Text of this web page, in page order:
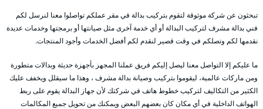
تبحثون عن شركة موثوقة لتقوم بتركيب بدالة في مقر عملكم تواصلوا معنا لنرسل لكم
فني بدالة مشرف لتركيب البدالة أو أي خدمة آخرى مثل صيانتها أو برمجتها وخدمات عديدة
نقدمها لكم وتصلكم في وقت قصير لنقدم لكم أفضل الخدمات وأجود المنتجات.
ما عليكم إلا التواصل معنا ليصل إليكم فريق عملنا المجهز بأجهزة حديثة وبدالات متطورة
ومن ماركات عالمية، ليقوموا بتركيب وصيانة بدالة مشرف ، وهذا ما سيقلل ويخفف عليك
الكثير من التكاليف لتركيب خطوط هاتف في شركتك لأن جهاز البدالة يقوم على ربط
الهواتف الداخلية في أي مكان كان بعضهم البعض ويمكنك من تحويل جميع المكالمات